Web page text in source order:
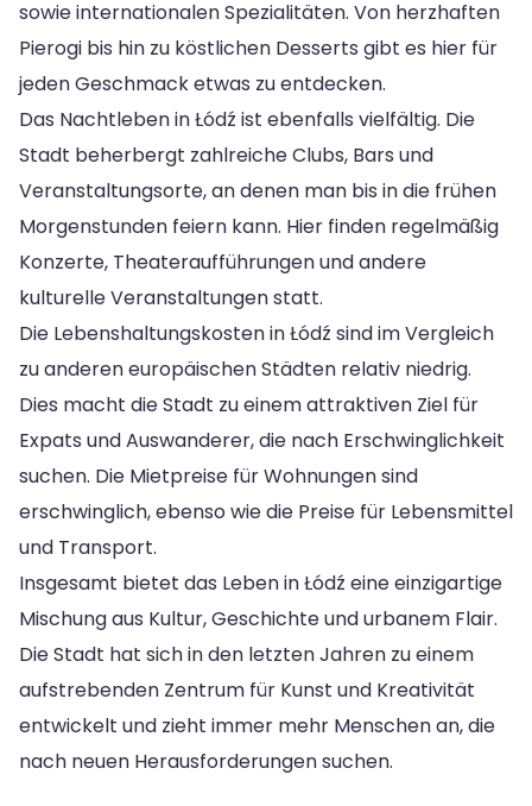
sowie internationalen Spezialitäten. Von herzhaften
Pierogi bis hin zu köstlichen Desserts gibt es hier für
jeden Geschmack etwas zu entdecken.
Das Nachtleben in Łódź ist ebenfalls vielfältig. Die
Stadt beherbergt zahlreiche Clubs, Bars und
Veranstaltungsorte, an denen man bis in die frühen
Morgenstunden feiern kann. Hier finden regelmäßig
Konzerte, Theateraufführungen und andere
kulturelle Veranstaltungen statt.
Die Lebenshaltungskosten in Łódź sind im Vergleich
zu anderen europäischen Städten relativ niedrig.
Dies macht die Stadt zu einem attraktiven Ziel für
Expats und Auswanderer, die nach Erschwinglichkeit
suchen. Die Mietpreise für Wohnungen sind
erschwinglich, ebenso wie die Preise für Lebensmittel
und Transport.
Insgesamt bietet das Leben in Łódź eine einzigartige
Mischung aus Kultur, Geschichte und urbanem Flair.
Die Stadt hat sich in den letzten Jahren zu einem
aufstrebenden Zentrum für Kunst und Kreativität
entwickelt und zieht immer mehr Menschen an, die
nach neuen Herausforderungen suchen.